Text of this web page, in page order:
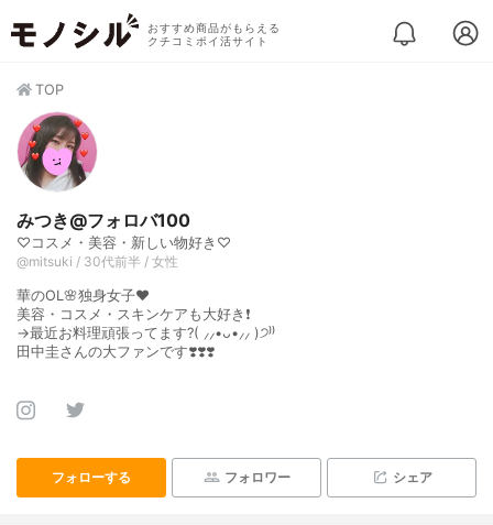
おすすめ商品がもらえる
クチコミポイ活サイト
TOP
みつき@フォロバ100
♡コスメ・美容・新しい物好き♡
@mitsuki / 30代前半 / 女性
華のOL🌸独身女子❤️
美容・コスメ・スキンケアも大好き❗️
→最近お料理頑張ってます?( ⸝⸝•ᴗ•⸝⸝ )੭⁾⁾
田中圭さんの大ファンです❣️❣️❣️
フォローする フォロワー シェア